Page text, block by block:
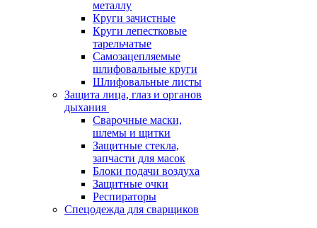
металлу
Круги зачистные
Круги лепестковые
тарельчатые
Самозацепляемые
шлифовальные круги
Шлифовальные листы
Защита лица, глаз и органов
дыхания
Сварочные маски,
шлемы и щитки
Защитные стекла,
запчасти для масок
Блоки подачи воздуха
Защитные очки
Респираторы
Спецодежда для сварщиков